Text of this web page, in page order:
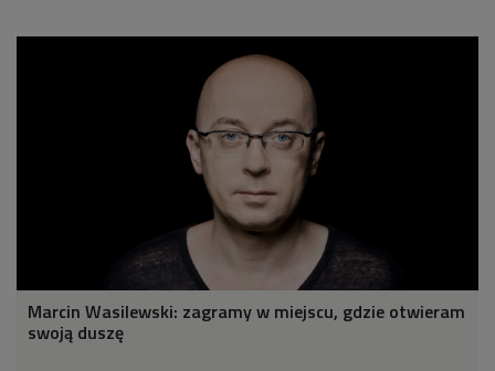
Marcin Wasilewski: zagramy w miejscu, gdzie otwieram
swoją duszę